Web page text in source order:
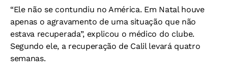
“Ele não se contundiu no América. Em Natal houve
apenas o agravamento de uma situação que não
estava recuperada”, explicou o médico do clube.
Segundo ele, a recuperação de Calil levará quatro
semanas.